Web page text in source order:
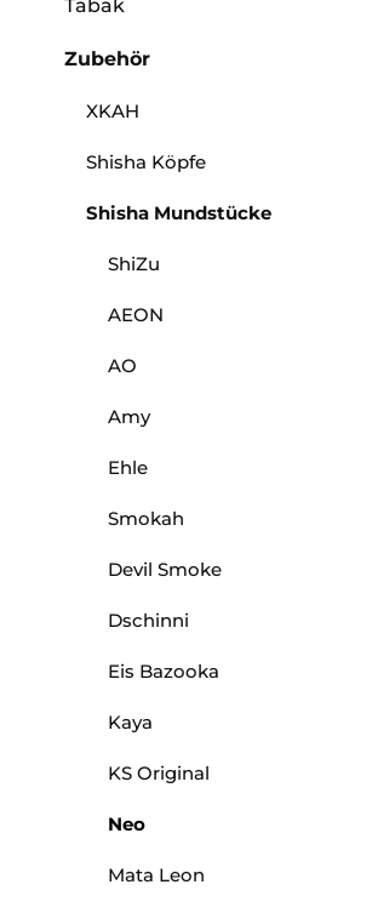
Tabak
Zubehör
XKAH
Shisha Köpfe
Shisha Mundstücke
ShiZu
AEON
AO
Amy
Ehle
Smokah
Devil Smoke
Dschinni
Eis Bazooka
Kaya
KS Original
Neo
Mata Leon